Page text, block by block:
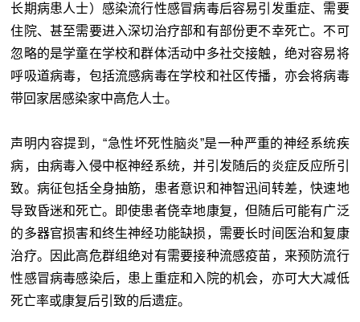
长期病患人士）感染流行性感冒病毒后容易引发重症、需要
住院、甚至需要进入深切治疗部和有部份更不幸死亡。不可
忽略的是学童在学校和群体活动中多社交接触，绝对容易将
呼吸道病毒，包括流感病毒在学校和社区传播，亦会将病毒
带回家居感染家中高危人士。
声明内容提到，“急性坏死性脑炎”是一种严重的神经系统疾
病，由病毒入侵中枢神经系统，并引发随后的炎症反应所引
致。病征包括全身抽筋，患者意识和神智迅间转差，快速地
导致昏迷和死亡。即使患者侥幸地康复，但随后可能有广泛
的多器官损害和终生神经功能缺损，需要长时间医治和复康
治疗。因此高危群组绝对有需要接种流感疫苗，来预防流行
性感冒病毒感染后，患上重症和入院的机会，亦可大大减低
死亡率或康复后引致的后遗症。